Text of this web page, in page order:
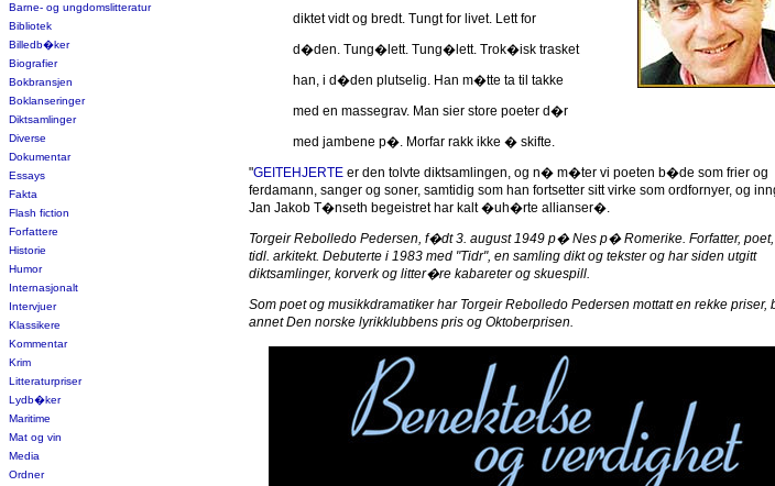
Barne- og ungdomslitteratur
Bibliotek
Billedb�ker
Biografier
Bokbransjen
Boklanseringer
Diktsamlinger
Diverse
Dokumentar
Essays
Fakta
Flash fiction
Forfattere
Historie
Humor
Internasjonalt
Intervjuer
Klassikere
Kommentar
Krim
Litteraturpriser
Lydb�ker
Maritime
Mat og vin
Media
Ordner
diktet vidt og bredt. Tungt for livet. Lett for
d�den. Tung�lett. Tung�lett. Trok�isk trasket
han, i d�den plutselig. Han m�tte ta til takke
med en massegrav. Man sier store poeter d�r
med jambene p�. Morfar rakk ikke � skifte.
"GEITEHJERTE er den tolvte diktsamlingen, og n� m�ter vi poeten b�de som frier og
ferdamann, sanger og soner, samtidig som han fortsetter sitt virke som ordfornyer, og
Jan Jakob T�nseth begeistret har kalt �uh�rte allianser�.
Torgeir Rebolledo Pedersen, f�dt 3. august 1949 p� Nes p� Romerike. Forfatter, poet,
tidl. arkitekt. Debuterte i 1983 med "Tidr", en samling dikt og tekster og har siden utgitt
diktsamlinger, korverk og litter�re kabareter og skuespill.
Som poet og musikkdramatiker har Torgeir Rebolledo Pedersen mottatt en rekke priser,
annet Den norske lyrikklubbens pris og Oktoberprisen.